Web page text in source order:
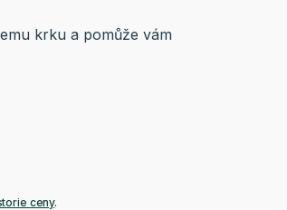
krku a pomůže vám
ceny.